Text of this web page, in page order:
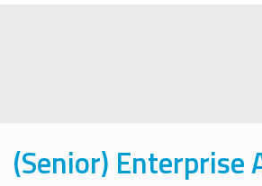
(Senior)